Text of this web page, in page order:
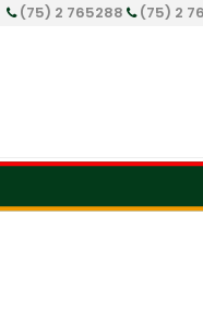
(75) 2 765288 (75) 2